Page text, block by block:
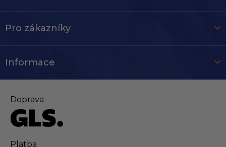
Pro zákazníky
Informace
Doprava
Platba